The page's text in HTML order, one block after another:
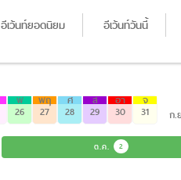
อีเว้นท์ยอดนิยม อีเว้นท์วันนี้
พ
26
พฤ
27
ศ
28
ส
29
อา
30
จ
31 ก.
ต.ค. 2